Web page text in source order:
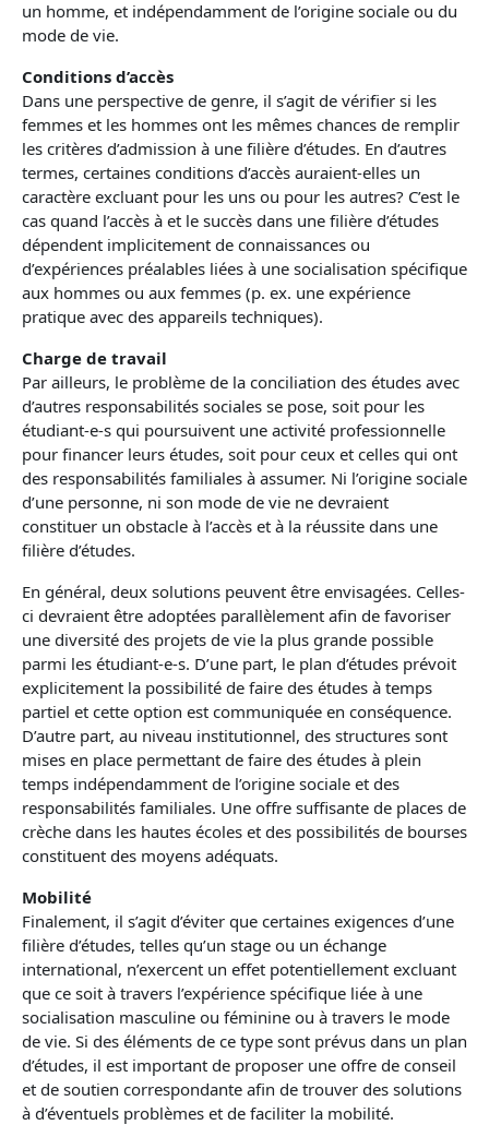
un homme, et indépendamment de l’origine sociale ou du
mode de vie.
Conditions d’accès
Dans une perspective de genre, il s’agit de vérifier si les
femmes et les hommes ont les mêmes chances de remplir
les critères d’admission à une filière d’études. En d’autres
termes, certaines conditions d’accès auraient-elles un
caractère excluant pour les uns ou pour les autres? C’est le
cas quand l’accès à et le succès dans une filière d’études
dépendent implicitement de connaissances ou
d’expériences préalables liées à une socialisation spécifique
aux hommes ou aux femmes (p. ex. une expérience
pratique avec des appareils techniques).
Charge de travail
Par ailleurs, le problème de la conciliation des études avec
d’autres responsabilités sociales se pose, soit pour les
étudiant-e-s qui poursuivent une activité professionnelle
pour financer leurs études, soit pour ceux et celles qui ont
des responsabilités familiales à assumer. Ni l’origine sociale
d’une personne, ni son mode de vie ne devraient
constituer un obstacle à l’accès et à la réussite dans une
filière d’études.
En général, deux solutions peuvent être envisagées. Celles-
ci devraient être adoptées parallèlement afin de favoriser
une diversité des projets de vie la plus grande possible
parmi les étudiant-e-s. D’une part, le plan d’études prévoit
explicitement la possibilité de faire des études à temps
partiel et cette option est communiquée en conséquence.
D’autre part, au niveau institutionnel, des structures sont
mises en place permettant de faire des études à plein
temps indépendamment de l’origine sociale et des
responsabilités familiales. Une offre suffisante de places de
crèche dans les hautes écoles et des possibilités de bourses
constituent des moyens adéquats.
Mobilité
Finalement, il s’agit d’éviter que certaines exigences d’une
filière d’études, telles qu’un stage ou un échange
international, n’exercent un effet potentiellement excluant
que ce soit à travers l’expérience spécifique liée à une
socialisation masculine ou féminine ou à travers le mode
de vie. Si des éléments de ce type sont prévus dans un plan
d’études, il est important de proposer une offre de conseil
et de soutien correspondante afin de trouver des solutions
à d’éventuels problèmes et de faciliter la mobilité.